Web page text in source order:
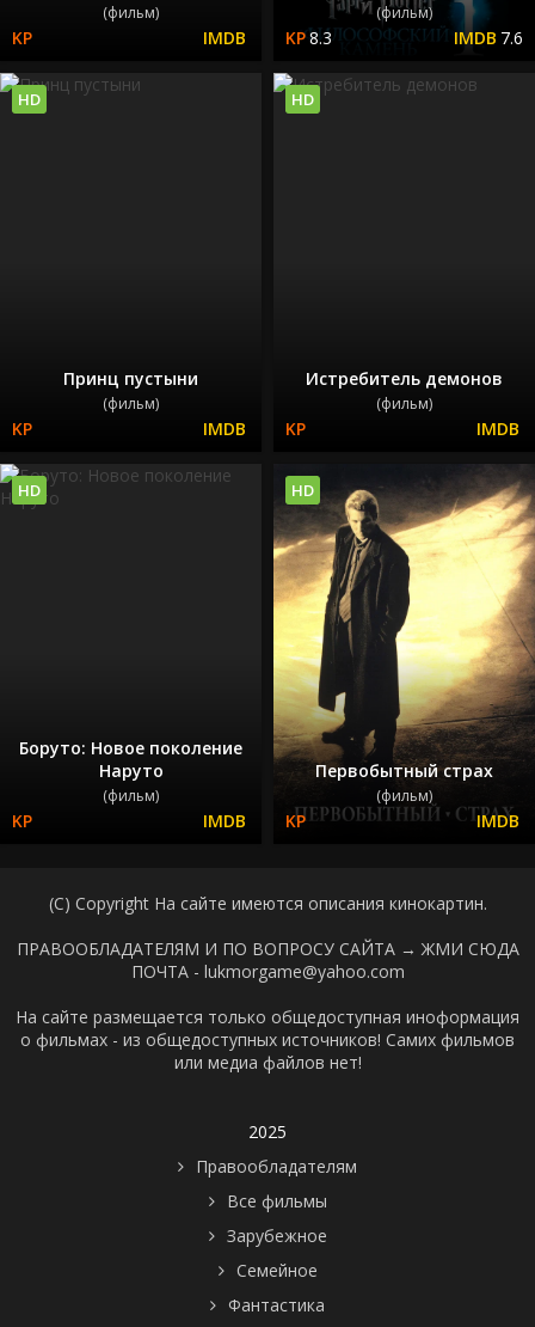
(фильм) (фильм)
8.3 7.6
Принц пустыни
(фильм)
HD
Истребитель демонов
(фильм)
HD
Боруто: Новое поколение
Наруто
(фильм)
HD
Первобытный страх
(фильм)
HD
(C) Copyright На сайте имеются описания кинокартин.
ПРАВООБЛАДАТЕЛЯМ И ПО ВОПРОСУ САЙТА → ЖМИ СЮДА
ПОЧТА - lukmorgame@yahoo.com
На сайте размещается только общедоступная иноформация
о фильмах - из общедоступных источников! Самих фильмов
или медиа файлов нет!
2025
Правообладателям
Все фильмы
Зарубежное
Семейное
Фантастика